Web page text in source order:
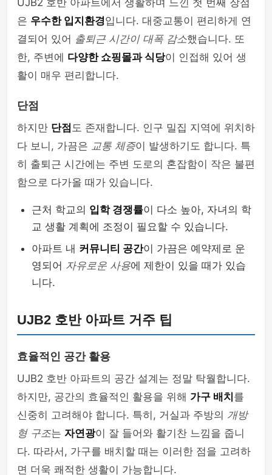
UJB2 호반 아파트에서 생활하며 느낀 첫 번째 장점
은 우수한 입지환경입니다. 대중교통이 편리하게 연
결되어 있어 출퇴근 시간이 대폭 감소했습니다. 또
한, 주변에 다양한 쇼핑몰과 식당이 인접해 있어 생
활이 매우 편리합니다.
단점
하지만 단점도 존재합니다. 인구 밀집 지역에 위치하
다 보니, 가끔은 교통 체증이 발생하기도 합니다. 특
히 출퇴근 시간에는 주변 도로의 혼잡함이 작은 불편
함으로 다가올 때가 있습니다.
근처 학교의 입학 경쟁률이 다소 높아, 자녀의 학
교 생활 계획에 조정이 필요할 수 있습니다.
아파트 내 커뮤니티 공간이 가끔은 예약제로 운
영되어 자유로운 사용에 제한이 있을 때가 있습
니다.
UJB2 호반 아파트 거주 팁
효율적인 공간 활용
UJB2 호반 아파트의 공간 설계는 정말 탁월합니다.
하지만, 공간의 효율적인 활용을 위해 가구 배치 를
신중히 고려해야 합니다. 특히, 거실과 주방의 개방
형 구조는 자연광이 잘 들어와 활기찬 느낌을 줍니
다. 따라서, 가구를 배치할 때는 이러한 점을 고려하
면 더욱 쾌적한 생활이 가능합니다.